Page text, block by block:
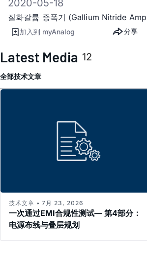
2020-05-18
질화갈륨 증폭기 (Gallium Nitride
加入到 myAnalog 分享
Latest Media 12
全部技术文章
一次通过EMI合规性测试— 第4部分：
电源布线与叠层规划
技术文章 • 7月 23, 2026